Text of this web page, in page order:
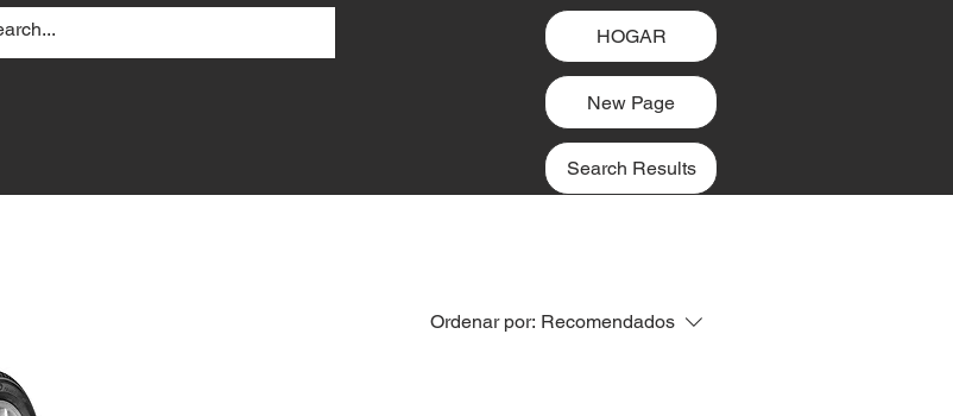
HOGAR
New Page
Search Results
Ordenar por: Recomendados